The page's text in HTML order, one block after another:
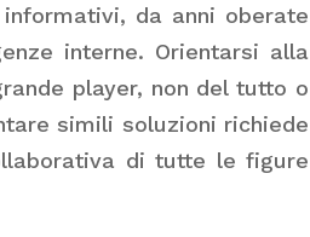
da anni oberate
interne. Orientarsi alla
player, non del tutto o
simili soluzioni richiede
di tutte le figure